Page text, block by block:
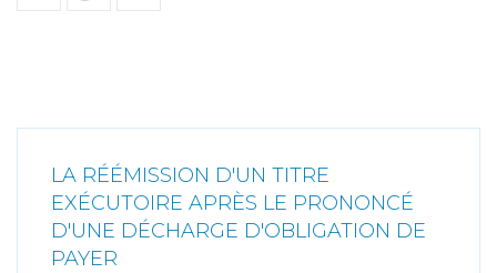
LA RÉÉMISSION D'UN TITRE
EXÉCUTOIRE APRÈS LE PRONONCÉ
D'UNE DÉCHARGE D'OBLIGATION DE
PAYER